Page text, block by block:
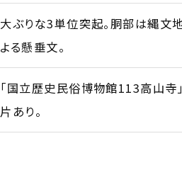
大ぶりな3単位突起。胴部は縄文
よる懸垂文。
「国立歴史民俗博物館113高山寺
片あり。